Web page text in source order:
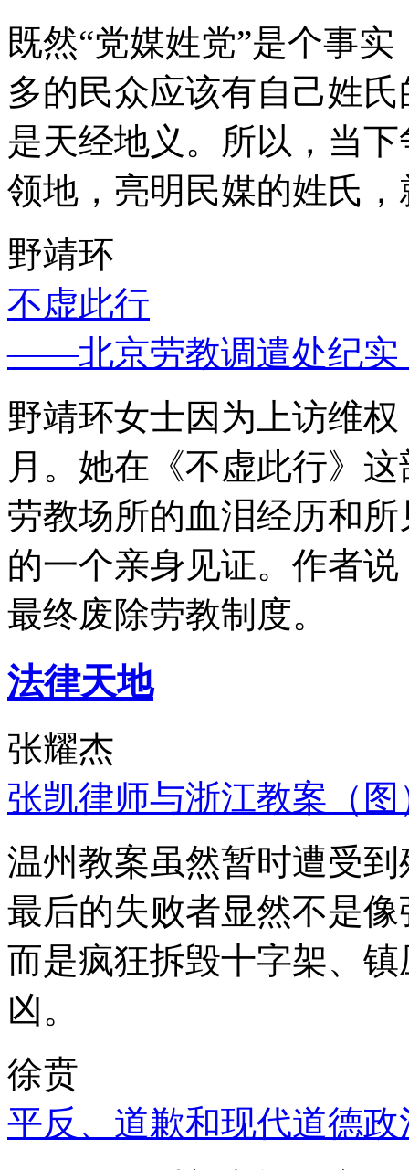
既然“党媒姓党”是个事
多的民众应该有自己姓
是天经地义。所以，当
领地，亮明民媒的姓氏
野靖环
不虚此行
——北京劳教调遣处纪实
野靖环女士因为上访维
月。她在《不虚此行》
劳教场所的血泪经历和
的一个亲身见证。作者
最终废除劳教制度。
法律天地
张耀杰
张凯律师与浙江教案（图
温州教案虽然暂时遭受
最后的失败者显然不是
而是疯狂拆毁十字架、
凶。
徐贲
平反、道歉和现代道德政